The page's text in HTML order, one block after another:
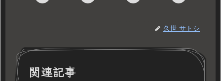
久世 サトシ
関連記事